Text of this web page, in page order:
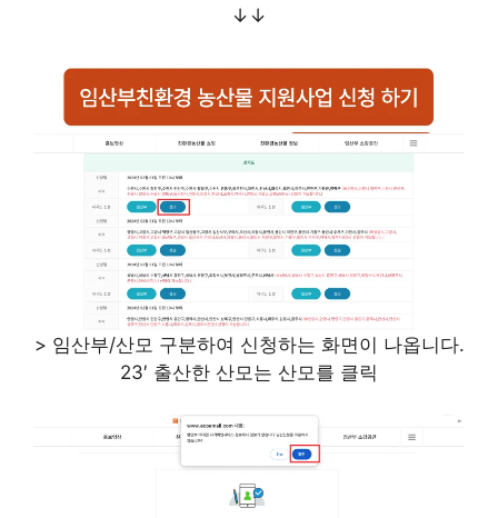
↓↓
> 임산부/산모 구분하여 신청하는 화면이 나옵니다.
23′ 출산한 산모는 산모를 클릭